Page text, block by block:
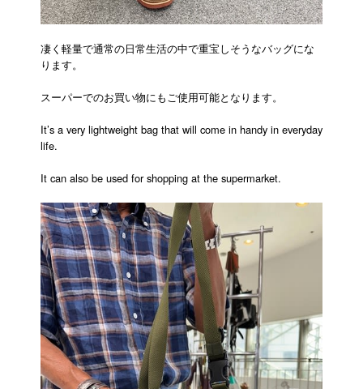
凄く軽量で通常の日常生活の中で重宝しそうなバッグにな
ります。
スーパーでのお買い物にもご使用可能となります。
It’s a very lightweight bag that will come in handy in everyday
life.
It can also be used for shopping at the supermarket.